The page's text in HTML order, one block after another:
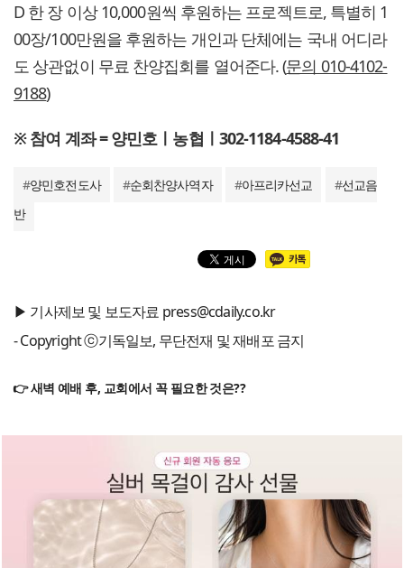
D 한 장 이상 10,000원씩 후원하는 프로젝트로, 특별히 1
00장/100만원을 후원하는 개인과 단체에는 국내 어디라
도 상관없이 무료 찬양집회를 열어준다. (문의 010-4102-
9188)
※ 참여 계좌 = 양민호ㅣ농협ㅣ302-1184-4588-41
#양민호전도사 #순회찬양사역자 #아프리카선교 #선교음
반
▶ 기사제보 및 보도자료 press@cdaily.co.kr
- Copyright ⓒ기독일보, 무단전재 및 재배포 금지
👉 새벽 예배 후, 교회에서 꼭 필요한 것은??